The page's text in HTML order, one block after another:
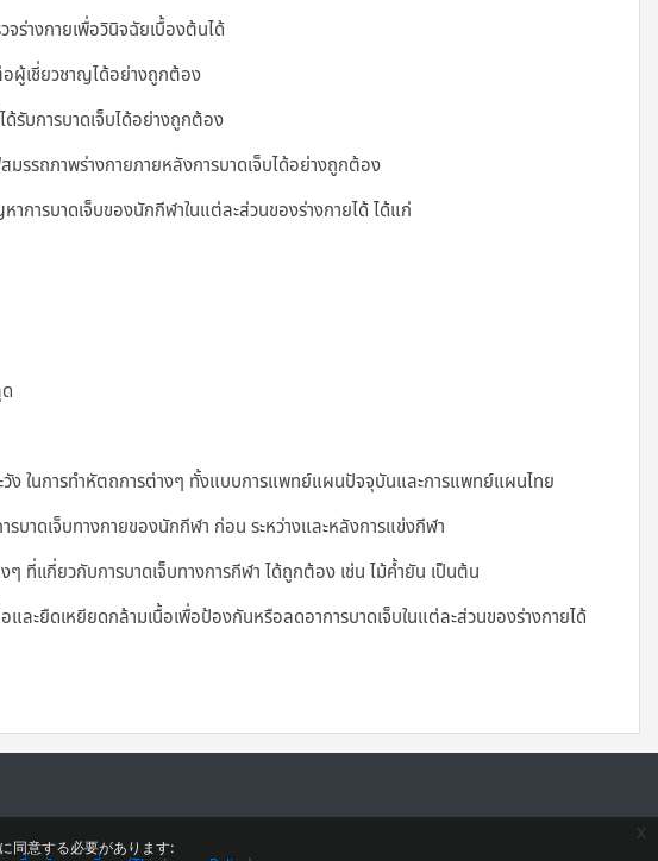
จร่างกายเพื่อวินิจฉัยเบื้องต้นได้
ผู้เชี่ยวชาญได้อย่างถูกต้อง
รับการบาดเจ็บได้อย่างถูกต้อง
มรรถภาพร่างกายภายหลังการบาดเจ็บได้อย่างถูกต้อง
าการบาดเจ็บของนักกีฬาในแต่ละส่วนของร่างกายได้ ได้แก่
วัง ในการทำหัตถการต่างๆ ทั้งแบบการแพทย์แผนปัจจุบันและการแพทย์แผนไทย
รบาดเจ็บทางกายของนักกีฬา ก่อน ระหว่างและหลังการแข่งกีฬา
ๆ ที่เเกี่ยวกับการบาดเจ็บทางการกีฬา ได้ถูกต้อง เช่น ไม้ค้ำยัน เป็นต้น
อและยืดเหยียดกล้ามเนื้อเพื่อป้องกันหรือลดอาการบาดเจ็บในแต่ละส่วนของร่างกายได้
同意する必要があります:
x